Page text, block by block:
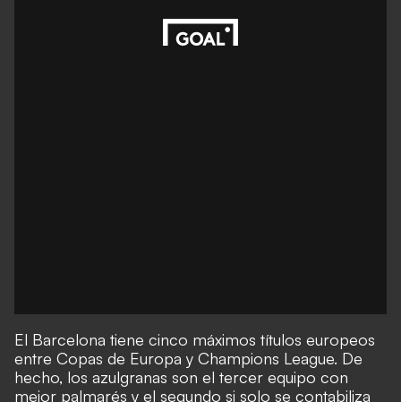
El Barcelona tiene cinco máximos títulos europeos
entre Copas de Europa y Champions League. De
hecho, los azulgranas son el tercer equipo con
mejor palmarés y el segundo si solo se contabiliza